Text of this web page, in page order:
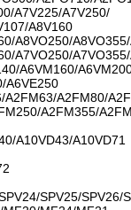
A7V225/A7V250/
A8V160
A8VO250/
A7VO250/
A6VM160/
A6VE250
A2FM80/
A2FM355/
A10VD43/A10VD71
SPV25/SPV26/